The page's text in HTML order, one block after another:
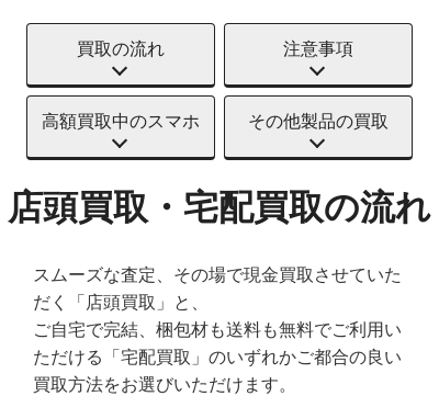
買取の流れ 注意事項
高額買取中のスマホ その他製品の買取
店頭買取・宅配買取の流れ
スムーズな査定、その場で現金買取させていた
だく「店頭買取」と、
ご自宅で完結、梱包材も送料も無料でご利用い
ただける「宅配買取」のいずれかご都合の良い
買取方法をお選びいただけます。